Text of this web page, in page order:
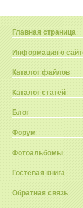
Главная страница
Информация о
Каталог файлов
Каталог статей
Блог
Форум
Фотоальбомы
Гостевая книга
Обратная связь